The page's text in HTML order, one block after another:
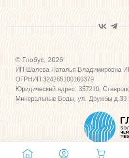
Программа лояльности
Карта сайта
© Глобус, 2026
ИП Шалева Наталья Владимировна
ОГРНИП 324265100166379
Юридический адрес: 357210,
Минеральные Воды, ул. Дружбы д.33